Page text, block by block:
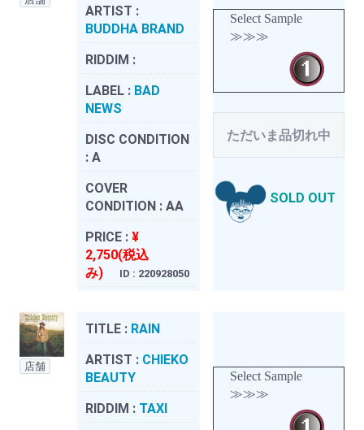
ARTIST :
BUDDHA BRAND
RIDDIM :
LABEL : BAD
NEWS
DISC CONDITION
: A
COVER
CONDITION : AA
PRICE : ¥
2,750(税込
み)
ID : 220928050
Select Sample
≫≫≫
ただいま品切れ中
SOLD OUT
店舗
TITLE : RAIN
ARTIST : CHIEKO
BEAUTY
RIDDIM : TAXI
Select Sample
≫≫≫